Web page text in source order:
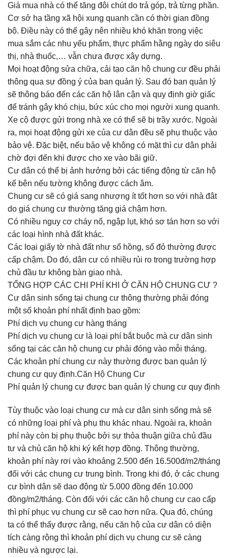
Giá mua nhà có thể tăng đôi chút do trả góp, trả từng phần.
Cơ sở hạ tầng xã hội xung quanh cần có thời gian đồng
bộ. Điều này có thể gây nên nhiều khó khăn trong việc
mua sắm các nhu yếu phẩm, thực phẩm hằng ngày do siêu
thị, nhà thuốc,… vẫn chưa được xây dựng.
Mọi hoạt động sửa chữa, cải tạo căn hộ chung cư đều phải
thông qua sự đồng ý của ban quản lý. Sau đó ban quản lý
sẽ thông báo đến các căn hộ lân cận và quy định giờ giấc
để tránh gây khó chịu, bức xúc cho mọi người xung quanh.
Xe cộ được gửi trong nhà xe có thể sẽ bị trầy xước. Ngoài
ra, mọi hoạt động gửi xe của cư dân đều sẽ phụ thuộc vào
bảo vệ. Đặc biệt, nếu bảo vệ không có mặt thì cư dân phải
chờ đợi đến khi được cho xe vào bãi giữ.
Cư dân có thể bị ảnh hưởng bởi các tiếng động từ căn hộ
kế bên nếu tường không được cách âm.
Chung cư sẽ có giá sang nhượng ít tốt hơn so với nhà đât
do giá chung cư thường tăng giá chậm hơn.
Có nhiều nguy cơ cháy nổ, ngập lụt, khó sơ tán hơn so với
các loại hình nhà đất khác.
Các loại giấy tờ nhà đất như sổ hồng, sổ đỏ thường được
cấp chậm. Do đó, dân cư có nhiều rủi ro trong trường hợp
chủ đầu tư không bàn giao nhà.
TỔNG HỢP CÁC CHI PHÍ KHI Ở CĂN HỘ CHUNG CƯ ?
Cư dân sinh sống tại chung cư thông thường phải đóng
một số khoản phí nhất định bao gồm:
Phí dịch vụ chung cư hàng tháng
Phí dịch vụ chung cư là loại phí bắt buộc mà cư dân sinh
sống tại các căn hộ chung cư phải đóng vào mỗi tháng.
Các khoản phí chung cư này thường được ban quản lý
chung cư quy định.Căn Hộ Chung Cư
Phí quản lý chung cư được ban quản lý chung cư quy định
Tùy thuộc vào loại chung cư mà cư dân sinh sống mà sẽ
có những loại phí và phụ thu khác nhau. Ngoài ra, khoản
phí này còn bị phụ thuộc bởi sự thỏa thuận giữa chủ đầu
tư và chủ căn hộ khi ký kết hợp đồng. Thông thường,
khoản phí này rơi vào khoảng 2.500 đến 16.500đ/m2/tháng
đối với các chung cư trung bình. Trong khi đó, ở các chung
cư bình dân sẽ dao động từ 5.000 đồng đến 10.000
đồng/m2/tháng. Còn đối với các căn hộ chung cư cao cấp
thì phí phục vụ chung cư sẽ cao hơn nữa. Qua đó, chúng
ta có thể thấy được rằng, nếu căn hộ của cư dân có diện
tích càng rộng thì khoản phí dịch vụ chung cư sẽ càng
nhiều và ngược lại.